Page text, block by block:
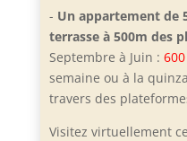
- Un appartement de
terrasse à 500m des
Septembre à Juin :
semaine ou à la
travers des
Visitez virtuellement